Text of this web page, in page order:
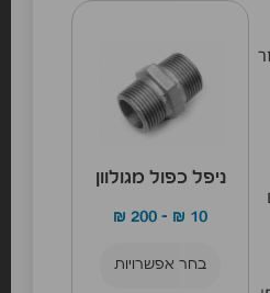
ניפל כפול מגולוון
₪ 10
–
₪ 200
בחר אפשרויות